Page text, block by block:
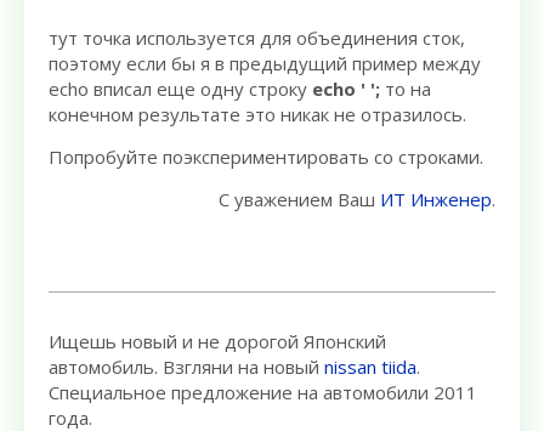
тут точка используется для объединения сток,
поэтому если бы я в предыдущий пример между
echo вписал еще одну строку echo ' '; то на
конечном результате это никак не отразилось.
Попробуйте поэкспериментировать со строками.
С уважением Ваш ИТ Инженер.
Ищешь новый и не дорогой Японский
автомобиль. Взгляни на новый nissan tiida.
Специальное предложение на автомобили 2011
года.